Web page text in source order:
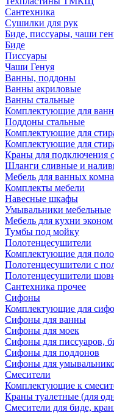
Сантехника
Сушилки для рук
Биде, писсуары, чаши
Биде
Писсуары
Чаши Генуя
Ванны, поддоны
Ванны акриловые
Ванны стальные
Комплектующие для
Поддоны стальные
Комплектующие для
Комплектующие для
Краны для подключения
Шланги сливные и
Мебель для ванных
Комплекты мебели
Навесные шкафы
Умывальники мебельные
Мебель для кухни эконом
Тумбы под мойку
Полотенцесушители
Комплектующие для
Полотенцесушители с
Полотенцесушители
Сантехника прочее
Сифоны
Комплектующие для
Сифоны для ванны
Сифоны для моек
Сифоны для писсуаров,
Сифоны для поддонов
Сифоны для
Смесители
Комплектующие к
Краны туалетные (для
Смесители для биде,